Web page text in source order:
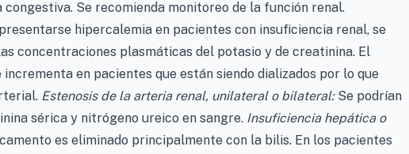
Se recomienda monitoreo de la función renal.
hipercalemia en pacientes con insuficiencia renal, se
concentraciones plasmáticas del potasio y de creatinina. El
en pacientes que están siendo dializados por lo que
Estenosis de la arteria renal, unilateral o bilateral:Se podrían
sérica y nitrógeno ureico en sangre. Insuficiencia hepática o
es eliminado principalmente con la bilis. En los pacientes